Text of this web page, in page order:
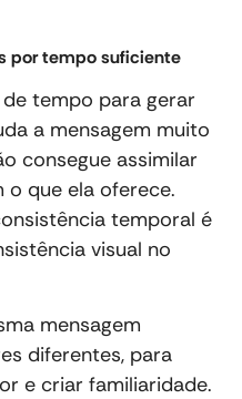
por tempo suficiente
tempo para gerar
a mensagem muito
consegue assimilar
o que ela oferece.
temporal é
visual no
mensagem
diferentes, para
e criar familiaridade.